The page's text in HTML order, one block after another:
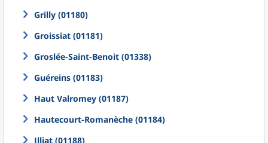
Grilly (01180)
Groissiat (01181)
Groslée-Saint-Benoit (01338)
Guéreins (01183)
Haut Valromey (01187)
Hautecourt-Romanèche (01184)
Illiat (01188)